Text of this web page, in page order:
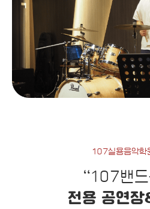
107실용음악학
“107밴
전용 공연